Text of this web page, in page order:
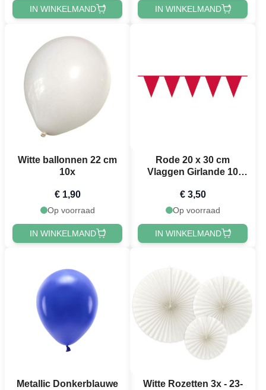
IN WINKELMAND IN WINKELMAND
Witte ballonnen 22 cm
10x
€ 1,90
Op voorraad
IN WINKELMAND
Rode 20 x 30 cm
Vlaggen Girlande 10
€ 3,50
Op voorraad
IN WINKELMAND
Metallic Donkerblauwe
Witte Rozetten 3x - 23-